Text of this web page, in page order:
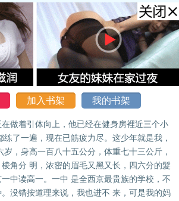
加入书架 我的书架
做着引体向上，他已经在健身房裡近三个小
了一遍，现在已筋疲力尽。这少年就是我，
，身高一百八十五公分，体重七十三公斤，
角分 明，浓密的眉毛又黑又长，四六分的髮
中读高一。一中 是全西京最贵族的学校，不
没错按道理来说，我也进不 来，可是我的妈